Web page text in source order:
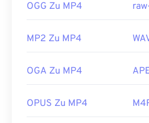
OGG Zu MP4
MP2 Zu MP4
OGA Zu MP4
OPUS Zu MP4